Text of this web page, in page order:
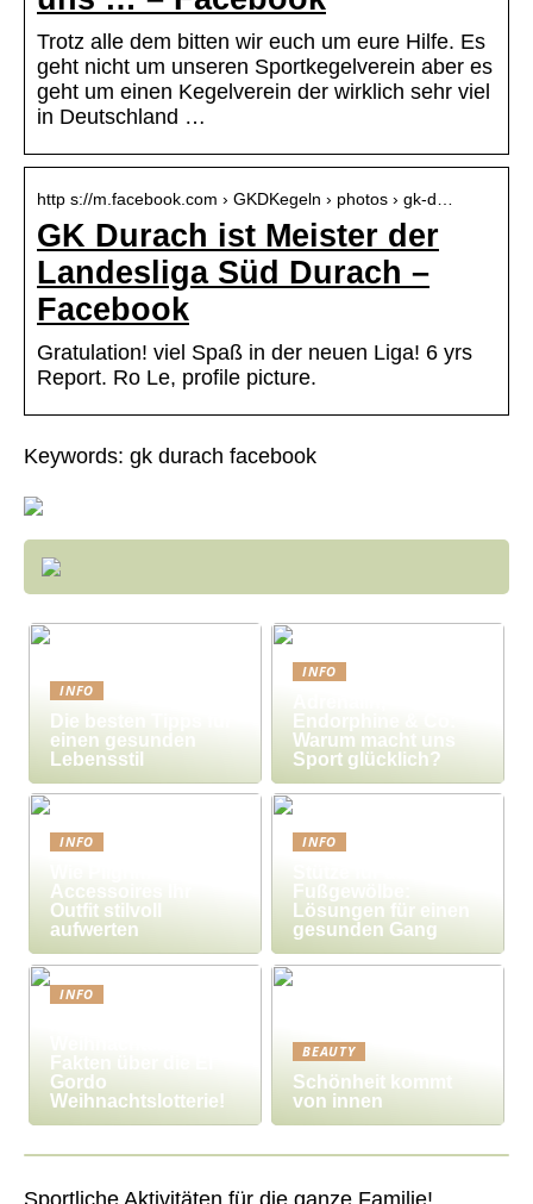
Trotz alle dem bitten wir euch um eure Hilfe. Es
geht nicht um unseren Sportkegelverein aber es
geht um einen Kegelverein der wirklich sehr viel
in Deutschland …
http s://m.facebook.com › GKDKegeln › photos › gk-d…
GK Durach ist Meister der
Landesliga Süd Durach –
Facebook
Gratulation! viel Spaß in der neuen Liga! 6 yrs
Report. Ro Le, profile picture.
Keywords: gk durach facebook
INFO
Die besten Tipps für
einen gesunden
Lebensstil
INFO
Endorphine & Co:
Warum macht uns
Sport glücklich?
INFO
Accessoires Ihr
Outfit stilvoll
aufwerten
INFO
Fußgewölbe:
Lösungen für einen
gesunden Gang
INFO
Fakten über die El
Gordo
Weihnachtslotterie!
BEAUTY
Schönheit kommt
von innen
Sportliche Aktivitäten für die ganze Familie!